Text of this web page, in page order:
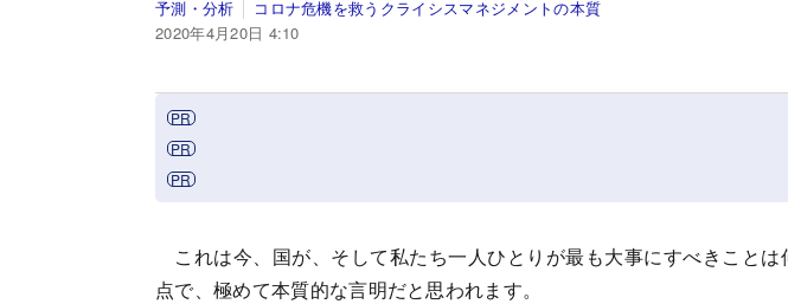
予測・分析
コロナ危機を救うクライシスマネジメントの本質
2020年4月20日 4:10
これは今、国が、そして私たち一人ひとりが最も大事にすべきことは
点で、極めて本質的な言明だと思われます。